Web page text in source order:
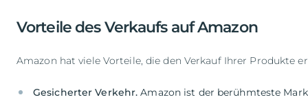
Vorteile des Verkaufs auf Amazon
Amazon hat viele Vorteile, die den Verkauf Ihrer Produkte
Gesicherter Verkehr.